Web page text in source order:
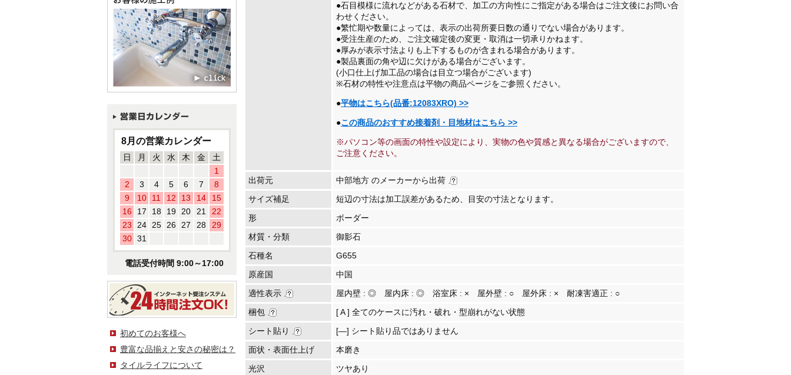
8月の営業カレンダー
日 月 火 水 木 金
土
1
2
3 4 5 6 7
8
9
10 11 12 13 14
15
16
17 18 19 20 21
22
23
24 25 26 27 28
29
30 31
電話受付時間 9:00～17:00
初めてのお客様へ
豊富な品揃えと安さの秘密は？
タイルライフについて
●石目模様に流れなどがある石材で、加工の方向性にご指定がある場合はご注文後にお問い合
わせください。
●繁忙期や数量によっては、表示の出荷所要日数の通りでない場合があります。
●受注生産のため、ご注文確定後の変更・取消は一切承りかねます。
●厚みが表示寸法よりも上下するものが含まれる場合があります。
●製品裏面の角や辺に欠けがある場合がございます。
(小口仕上げ加工品の場合は目立つ場合がございます)
※石材の特性や注意点は平物の商品ページをご参照ください。
●平物はこちら(品番:12083XRO) >>
●この商品のおすすめ接着剤・目地材はこちら >>
※パソコン等の画面の特性や設定により、実物の色や質感と異なる場合がございますので、
ご注意ください。
出荷元
中部地方 のメーカーから出荷
サイズ補足
短辺の寸法は加工誤差があるため、目安の寸法となります。
形
ボーダー
材質・分類
御影石
石種名
G655
原産国
中国
適性表示
屋内壁 : ◎ 屋内床 : ◎ 浴室床 : × 屋外壁 : ○ 屋外床 : × 耐凍害適正 : ○
梱包
[ A ] 全てのケースに汚れ・破れ・型崩れがない状態
シート貼り
[―] シート貼り品ではありません
面状・表面仕上げ
本磨き
光沢
ツヤあり